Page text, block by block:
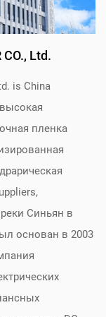
CO., Ltd.
is China
пленка
,
Синьян в
основан в 2003